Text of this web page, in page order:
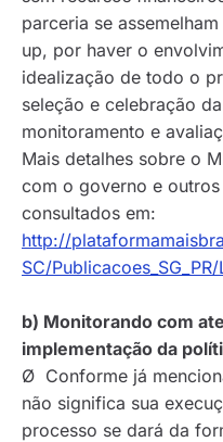
parceria se
up, por haver o
idealização de todo o
seleção e celebração
monitoramento e
Mais detalhes sobre o
com o governo e
consultados em:
http://
SC/
b) Monitorando com
implementação da
Ø Conforme já
não significa sua
processo se dará da